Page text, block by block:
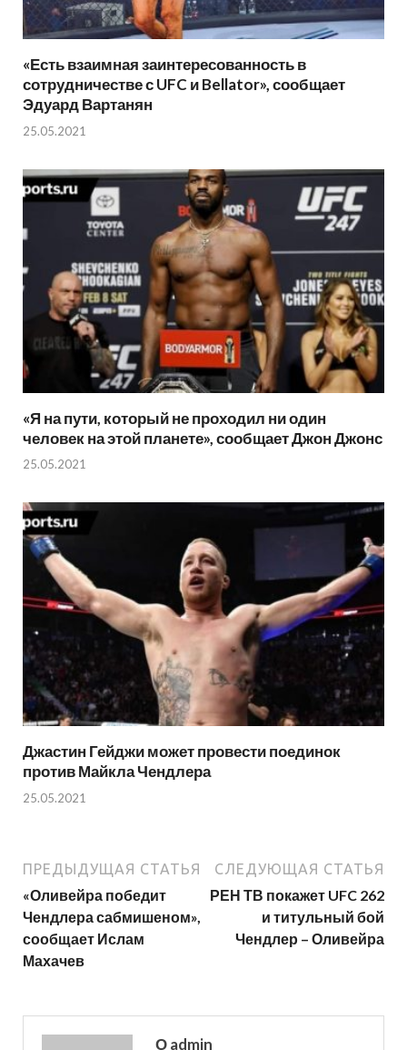
«Есть взаимная заинтересованность в
сотрудничестве с UFC и Bellator», сообщает
Эдуард Вартанян
25.05.2021
«Я на пути, который не проходил ни один
человек на этой планете», сообщает Джон Джонс
25.05.2021
Джастин Гейджи может провести поединок
против Майкла Чендлера
25.05.2021
ПРЕДЫДУЩАЯ СТАТЬЯ
«Оливейра победит
Чендлера сабмишеном»,
сообщает Ислам
Махачев
СЛЕДУЮЩАЯ СТАТЬЯ
РЕН ТВ покажет UFC 262
и титульный бой
Чендлер – Оливейра
О admin